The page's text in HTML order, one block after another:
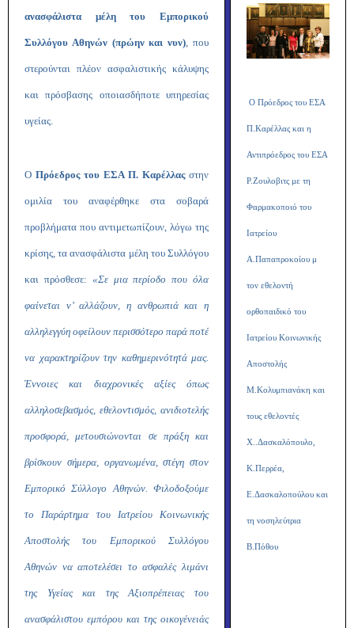
ανασφάλιστα μέλη του Εμπορικού
Συλλόγου Αθηνών (πρώην και νυν), που
στερούνται πλέον ασφαλιστικής κάλυψης
και πρόσβασης οποιασδήποτε υπηρεσίας
υγείας.
Ο Πρόεδρος του ΕΣΑ Π. Καρέλλαςστην
ομιλία του αναφέρθηκε στα σοβαρά
προβλήματα που αντιμετωπίζουν, λόγω της
κρίσης, τα ανασφάλιστα μέλη του Συλλόγου
και πρόσθεσε: «Σε μια περίοδο που όλα
φαίνεται ν’ αλλάζουν, η ανθρωπιά και η
αλληλεγγύη οφείλουν περισσότερο παρά ποτέ
να χαρακτηρίζουν την καθημερινότητά μας.
Έννοιες και διαχρονικές αξίες όπως
αλληλοσεβασμός, εθελοντισμός, ανιδιοτελής
προσφορά, μετουσιώνονται σε πράξη και
βρίσκουν σήμερα, οργανωμένα, στέγη στον
Εμπορικό Σύλλογο Αθηνών. Φιλοδοξούμε
το Παράρτημα του Ιατρείου Κοινωνικής
Αποστολής του Εμπορικού Συλλόγου
Αθηνών να αποτελέσει το ασφαλές λιμάνι
της Υγείας και της Αξιοπρέπειας του
ανασφάλιστου εμπόρου και της οικογένειάς
Ο Πρόεδρος του ΕΣΑ
Π.Καρέλλας και η
Αντιπρόεδρος του ΕΣΑ
Ρ.Ζουλοβιτς με τη
Φαρμακοποιό του
Ιατρείου
Α.Παπαπροκοίου μ
τον εθελοντή
ορθοπαιδικό του
Ιατρείου Κοινωνικής
Αποστολής
Μ.Κολυμπιανάκη και
τους εθελοντές
Χ..Δασκαλόπουλο,
Κ.Περρέα,
Ε.Δασκαλοπούλου και
τη νοσηλεύτρια
Β.Πόθου